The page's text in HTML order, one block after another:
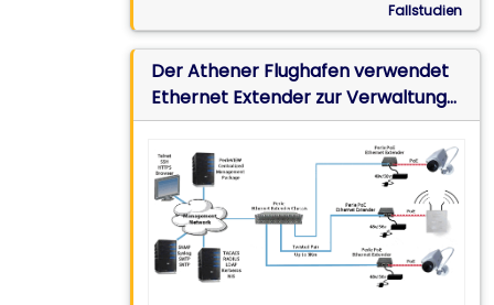
Fallstudien
Der Athener Flughafen verwendet
Ethernet Extender zur Verwaltung
und Stromversorgung von
Überwachungskameras & Wireless
Access Points